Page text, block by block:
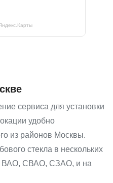
сервиса для установки
удобно
из районов Москвы.
стекла в нескольких
ВАО, СВАО, СЗАО, и на